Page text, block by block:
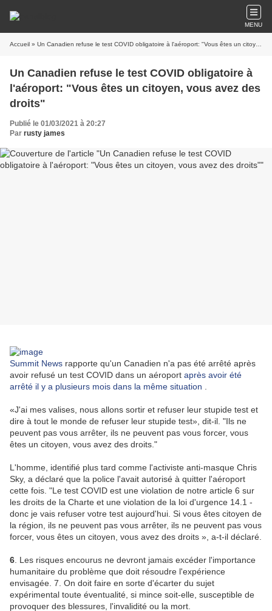
MENU
Accueil » Un Canadien refuse le test COVID obligatoire à l'aéroport: "Vous êtes un citoyen, vous avez des droits"
Un Canadien refuse le test COVID obligatoire à
l'aéroport: "Vous êtes un citoyen, vous avez des
droits"
Publié le 01/03/2021 à 20:27
Par rusty james
Summit News rapporte qu'un Canadien n'a pas été arrêté après
avoir refusé un test COVID dans un aéroport après avoir été
arrêté il y a plusieurs mois dans la même situation
«J'ai mes valises, nous allons sortir et refuser leur stupide test et
dire à tout le monde de refuser leur stupide test», dit-il. "Ils ne
peuvent pas vous arrêter, ils ne peuvent pas vous forcer, vous
êtes un citoyen, vous avez des droits."
L'homme, identifié plus tard comme l'activiste anti-masque Chris
Sky, a déclaré que la police l'avait autorisé à quitter l'aéroport
cette fois. "Le test COVID est une violation de notre article 6 sur
les droits de la Charte et une violation de la loi d'urgence 14.1 -
donc je vais refuser votre test aujourd'hui. Si vous êtes citoyen de
la région, ils ne peuvent pas vous arrêter, ils ne peuvent pas vous
forcer, vous êtes un citoyen, vous avez des droits », a-t-il déclaré.
6 . Les risques encourus ne devront jamais excéder l'importance
humanitaire du problème que doit résoudre l'expérience
envisagée. 7. On doit faire en sorte d'écarter du sujet
expérimental toute éventualité, si mince soit-elle, susceptible de
provoquer des blessures, l'invalidité ou la mort.